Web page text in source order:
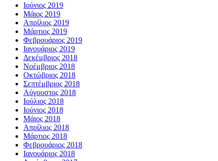
Ιούνιος 2019
Μάιος 2019
Απρίλιος 2019
Μάρτιος 2019
Φεβρουάριος 2019
Ιανουάριος 2019
Δεκέμβριος 2018
Νοέμβριος 2018
Οκτώβριος 2018
Σεπτέμβριος 2018
Αύγουστος 2018
Ιούλιος 2018
Ιούνιος 2018
Μάιος 2018
Απρίλιος 2018
Μάρτιος 2018
Φεβρουάριος 2018
Ιανουάριος 2018